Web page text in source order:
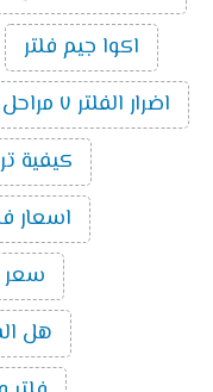
اكوا جيم فلتر
اضرار الفلتر ٧ مراحل
كيفية
اسعار
سعر
هل الفلتر 7